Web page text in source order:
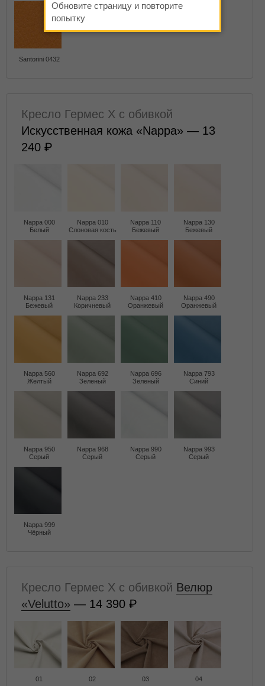
Santorini 0432
Кресло Гермес X с обивкой
Искусственная кожа «Nappa» — 13
240
Nappa 000
Белый
Nappa 010
Слоновая кость
Nappa 110
Бежевый
Nappa 130
Бежевый
Nappa 131
Бежевый
Nappa 233
Коричневый
Nappa 410
Оранжевый
Nappa 490
Оранжевый
Nappa 560
Желтый
Nappa 692
Зеленый
Nappa 696
Зеленый
Nappa 793
Синий
Nappa 950
Серый
Nappa 968
Серый
Nappa 990
Серый
Nappa 993
Серый
Nappa 999
Чёрный
Кресло Гермес X с обивкой Велюр
«Velutto» — 14 390
01 02 03 04
Обновите страницу и повторите
попытку